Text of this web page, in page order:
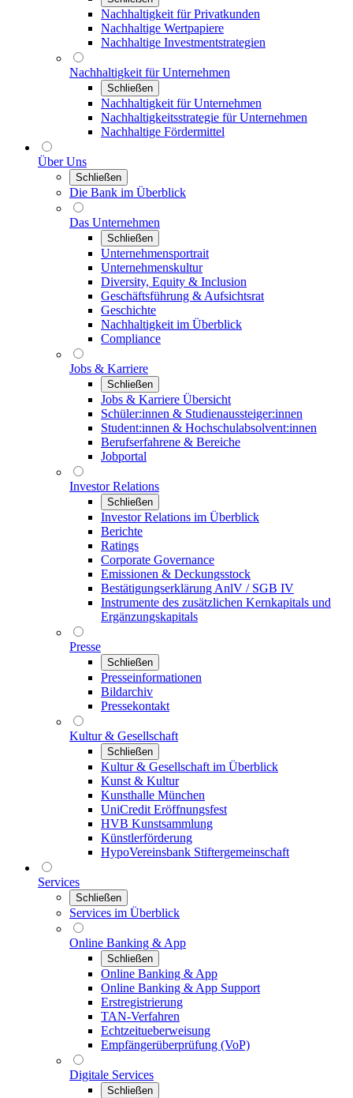
Nachhaltigkeit für Privatkunden
Nachhaltige Wertpapiere
Nachhaltige Investmentstrategien
Nachhaltigkeit für Unternehmen
Schließen
Nachhaltigkeit für Unternehmen
Nachhaltigkeitsstrategie für Unternehmen
Nachhaltige Fördermittel
Über Uns
Schließen
Die Bank im Überblick
Das Unternehmen
Schließen
Unternehmensportrait
Unternehmenskultur
Diversity, Equity & Inclusion
Geschäftsführung & Aufsichtsrat
Geschichte
Nachhaltigkeit im Überblick
Compliance
Jobs & Karriere
Schließen
Jobs & Karriere Übersicht
Schüler:innen & Studienaussteiger:innen
Student:innen & Hochschulabsolvent:innen
Berufserfahrene & Bereiche
Jobportal
Investor Relations
Schließen
Investor Relations im Überblick
Berichte
Ratings
Corporate Governance
Emissionen & Deckungsstock
Bestätigungserklärung AnlV / SGB IV
Instrumente des zusätzlichen Kernkapitals und
Ergänzungskapitals
Presse
Schließen
Presseinformationen
Bildarchiv
Pressekontakt
Kultur & Gesellschaft
Schließen
Kultur & Gesellschaft im Überblick
Kunst & Kultur
Kunsthalle München
UniCredit Eröffnungsfest
HVB Kunstsammlung
Künstlerförderung
HypoVereinsbank Stiftergemeinschaft
Services
Schließen
Services im Überblick
Online Banking & App
Schließen
Online Banking & App
Online Banking & App Support
Erstregistrierung
TAN-Verfahren
Echtzeitueberweisung
Empfängerüberprüfung (VoP)
Digitale Services
Schließen